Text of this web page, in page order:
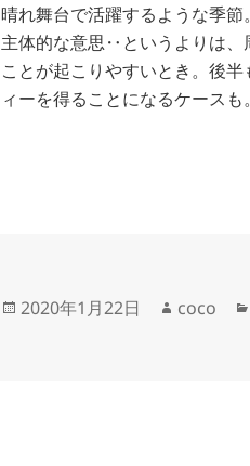
晴れ舞台で活躍するような季
主体的な意思‥というよりは、
ことが起こりやすいとき。後
ィーを得ることになるケースも。
投
2020年1月22日
作
coco